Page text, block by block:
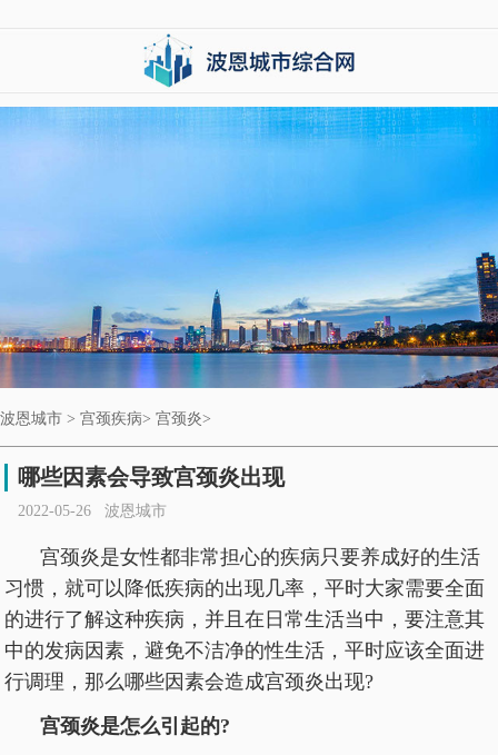
波恩城市 > 宫颈疾病> 宫颈炎>
哪些因素会导致宫颈炎出现
2022-05-26 波恩城市
宫颈炎是女性都非常担心的疾病只要养成好的生活
习惯，就可以降低疾病的出现几率，平时大家需要全面
的进行了解这种疾病，并且在日常生活当中，要注意其
中的发病因素，避免不洁净的性生活，平时应该全面进
行调理，那么哪些因素会造成宫颈炎出现?
宫颈炎是怎么引起的?